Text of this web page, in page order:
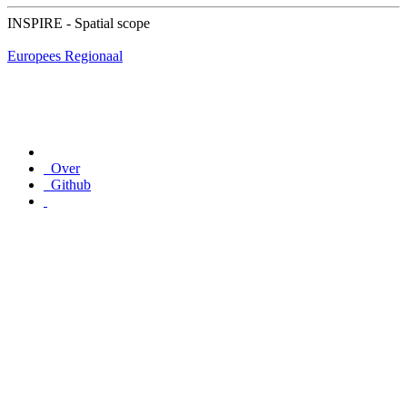
INSPIRE - Spatial scope
Europees Regionaal
Over
Github